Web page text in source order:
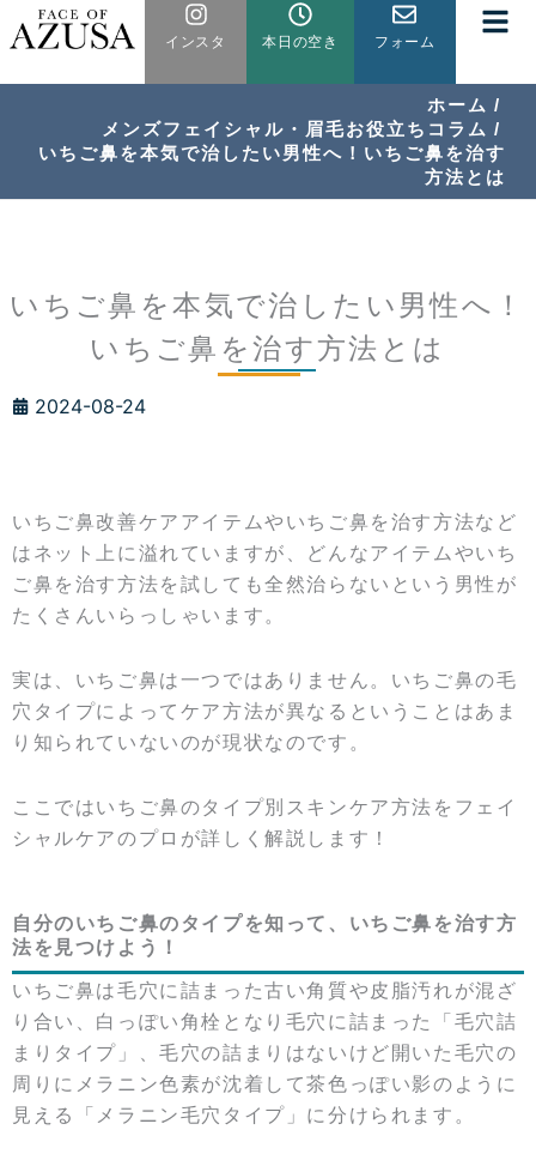
容
プ
インスタ 本日の空き フォーム
ホーム
メンズフェイシャル・眉毛お役立ちコラム
いちご鼻を本気で治したい男性へ！いちご鼻を治す
方法とは
いちご鼻を本気で治したい男性へ！
いちご鼻を治す方法とは
2024-08-24
いちご鼻改善ケアアイテムやいちご鼻を治す方法など
はネット上に溢れていますが、どんなアイテムやいち
ご鼻を治す方法を試しても全然治らないという男性が
たくさんいらっしゃいます。
実は、いちご鼻は一つではありません。いちご鼻の毛
穴タイプによってケア方法が異なるということはあま
り知られていないのが現状なのです。
ここではいちご鼻のタイプ別スキンケア方法をフェイ
シャルケアのプロが詳しく解説します！
自分のいちご鼻のタイプを知って、いちご鼻を治す方
法を見つけよう！
いちご鼻は毛穴に詰まった古い角質や皮脂汚れが混ざ
り合い、白っぽい角栓となり毛穴に詰まった「毛穴詰
まりタイプ」、毛穴の詰まりはないけど開いた毛穴の
周りにメラニン色素が沈着して茶色っぽい影のように
見える「メラニン毛穴タイプ」に分けられます。